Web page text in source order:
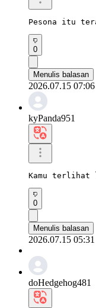
Pesona itu
0
Menulis balasan
2026.07.15 07:06
kyPanda951
Kamu terlihat
0
Menulis balasan
2026.07.15 05:31
doHedgehog481